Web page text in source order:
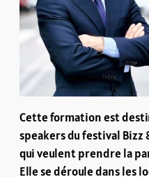
Cette formation est
speakers du festival Bizz
qui veulent prendre la
Elle se déroule dans les